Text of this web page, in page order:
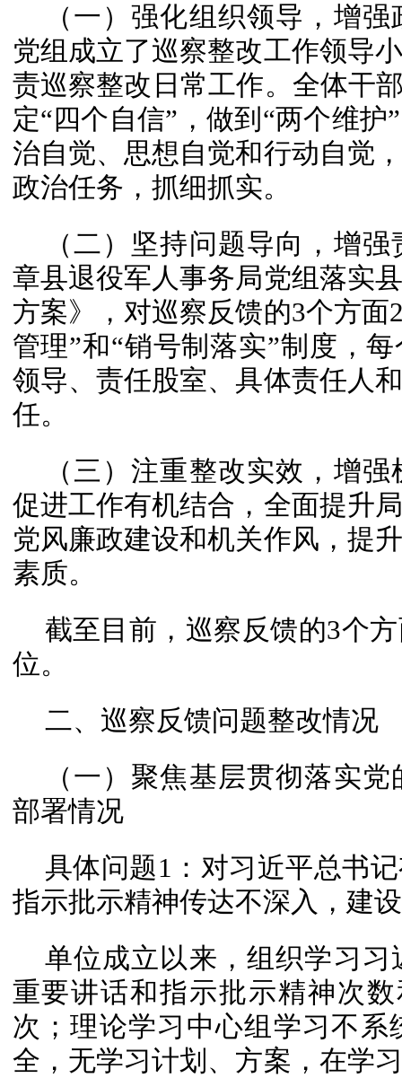
（一）强化组织领导，增
党组成立了巡察整改工作领导
责巡察整改日常工作。全体干
定“四个自信”，做到“两个维
治自觉、思想自觉和行动自觉
政治任务，抓细抓实。
（二）坚持问题导向，增
章县退役军人事务局党组落实
方案》，对巡察反馈的3个方
管理”和“销号制落实”制度，
领导、责任股室、具体责任人
任。
（三）注重整改实效，增
促进工作有机结合，全面提升
党风廉政建设和机关作风，提
素质。
截至目前，巡察反馈的3个
位。
二、巡察反馈问题整改情况
（一）聚焦基层贯彻落实
部署情况
具体问题1：对习近平总书
指示批示精神传达不深入，建
单位成立以来，组织学习
重要讲话和指示批示精神次
次；理论学习中心组学习不
全，无学习计划、方案，在学